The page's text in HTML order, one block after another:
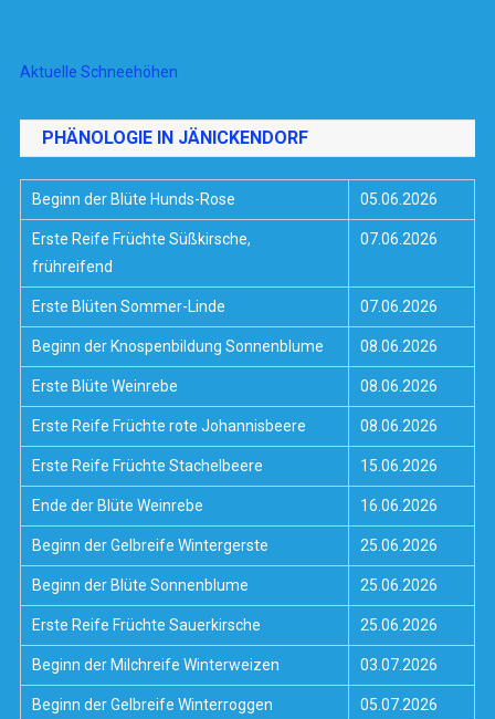
Aktuelle Schneehöhen
PHÄNOLOGIE IN JÄNICKENDORF
Beginn der Blüte Hunds-Rose 05.06.2026
Erste Reife Früchte Süßkirsche,
frühreifend
07.06.2026
Erste Blüten Sommer-Linde 07.06.2026
Beginn der Knospenbildung Sonnenblume 08.06.2026
Erste Blüte Weinrebe 08.06.2026
Erste Reife Früchte rote Johannisbeere 08.06.2026
Erste Reife Früchte Stachelbeere 15.06.2026
Ende der Blüte Weinrebe 16.06.2026
Beginn der Gelbreife Wintergerste 25.06.2026
Beginn der Blüte Sonnenblume 25.06.2026
Erste Reife Früchte Sauerkirsche 25.06.2026
Beginn der Milchreife Winterweizen 03.07.2026
Beginn der Gelbreife Winterroggen 05.07.2026